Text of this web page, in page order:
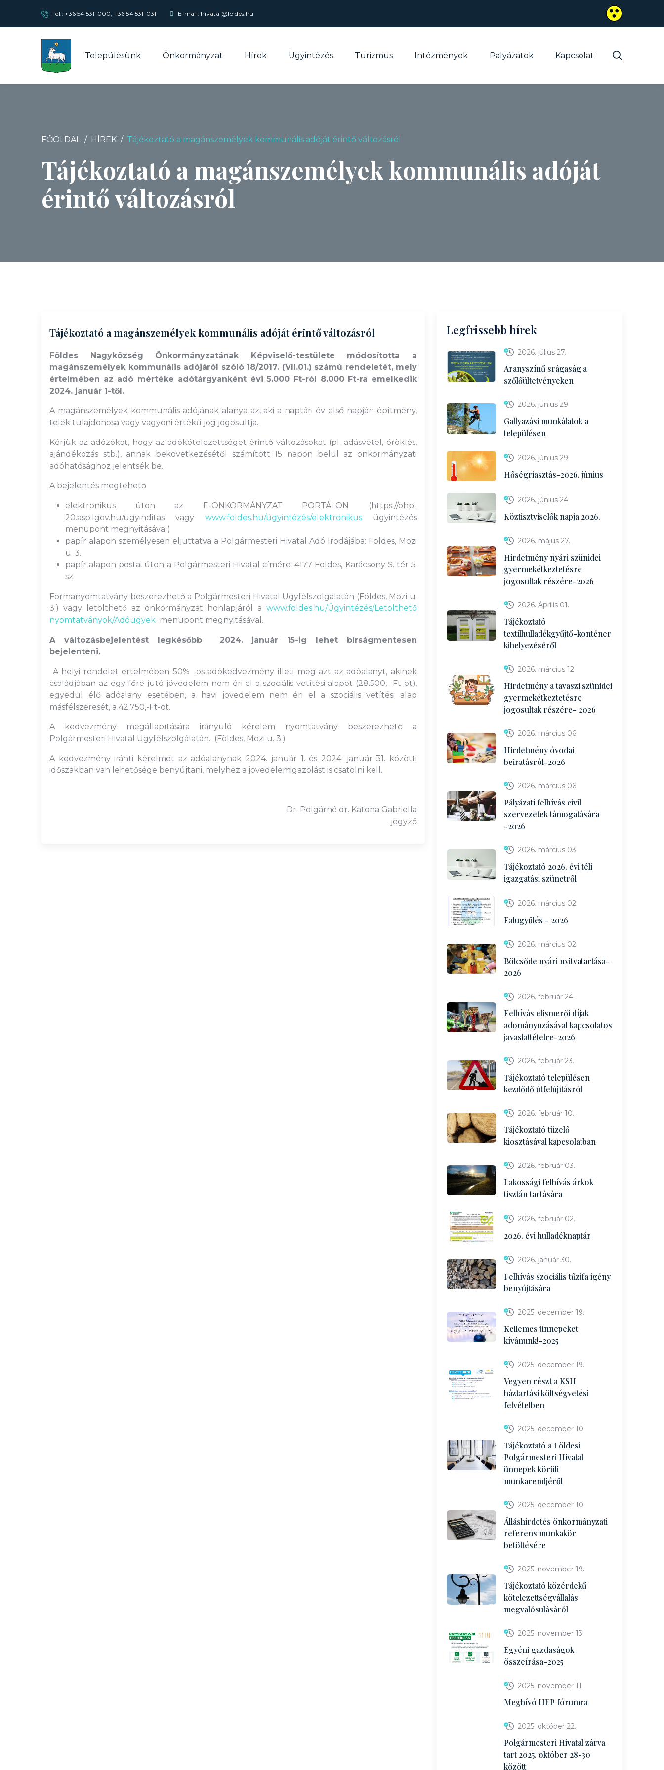
Tel.:+36 54 531-000, +36 54 531-031 E-mail: hivatal@foldes.hu
Településünk Önkormányzat Hírek Ügyintézés Turizmus Intézmények Pályázatok Kapcsolat
FŐOLDAL HÍREK Tájékoztató a magánszemélyek kommunális adóját érintő változásról
Tájékoztató a magánszemélyek kommunális adóját
érintő változásról
Tájékoztató a magánszemélyek kommunális adóját érintő változásról
Földes Nagyközség Önkormányzatának Képviselő-testülete módosította a
magánszemélyek kommunális adójáról szóló 18/2017. (VII.01.) számú rendeletét, mely
értelmében az adó mértéke adótárgyanként évi 5.000 Ft-ról 8.000 Ft-ra emelkedik
2024. január 1-től.
A magánszemélyek kommunális adójának alanya az, aki a naptári év első napján építmény,
telek tulajdonosa vagy vagyoni értékű jog jogosultja.
Kérjük az adózókat, hogy az adókötelezettséget érintő változásokat (pl. adásvétel, öröklés,
ajándékozás stb.), annak bekövetkezésétől számított 15 napon belül az önkormányzati
adóhatósághoz jelentsék be.
A bejelentés megtehető
elektronikus úton az E-ÖNKORMÁNYZAT PORTÁLON (https://ohp-
20.asp.lgov.hu/ugyinditas vagy www.foldes.hu/ügyintézés/elektronikus ügyintézés
menüpont megnyitásával)
papír alapon személyesen eljuttatva a Polgármesteri Hivatal Adó Irodájába: Földes, Mozi
u. 3.
papír alapon postai úton a Polgármesteri Hivatal címére: 4177 Földes, Karácsony S. tér 5.
sz.
Formanyomtatvány beszerezhető a Polgármesteri Hivatal Ügyfélszolgálatán (Földes, Mozi u.
3.) vagy letölthető az önkormányzat honlapjáról a www.foldes.hu/Ügyintézés/Letölthető
nyomtatványok/Adóügyek menüpont megnyitásával.
A változásbejelentést legkésőbb 2024. január 15-ig lehet bírságmentesen
bejelenteni.
A helyi rendelet értelmében 50% -os adókedvezmény illeti meg azt az adóalanyt, akinek
családjában az egy főre jutó jövedelem nem éri el a szociális vetítési alapot (28.500,- Ft-ot),
egyedül élő adóalany esetében, a havi jövedelem nem éri el a szociális vetítési alap
másfélszeresét, a 42.750,-Ft-ot.
A kedvezmény megállapítására irányuló kérelem nyomtatvány beszerezhető a
Polgármesteri Hivatal Ügyfélszolgálatán. (Földes, Mozi u. 3.)
A kedvezmény iránti kérelmet az adóalanynak 2024. január 1. és 2024. január 31. közötti
időszakban van lehetősége benyújtani, melyhez a jövedelemigazolást is csatolni kell.
Dr. Polgárné dr. Katona Gabriella
jegyző
Legfrissebb hírek
2026. július 27.
Aranyszínű srágaság a
szőlőültetvényeken
2026. június 29.
Gallyazási munkálatok a
településen
2026. június 29.
Hőségriasztás-2026. június
2026. június 24.
Köztisztviselők napja 2026.
2026. május 27.
Hirdetmény nyári szünidei
gyermekétkeztetésre
jogosultak részére-2026
2026. Április 01.
Tájékoztató
textilhulladékgyűjtő-konténer
kihelyezéséről
2026. március 12.
Hirdetmény a tavaszi szünidei
gyermekétkeztetésre
jogosultak részére- 2026
2026. március 06.
Hirdetmény óvodai
beiratásról-2026
2026. március 06.
Pályázati felhívás civil
szervezetek támogatására
-2026
2026. március 03.
Tájékoztató 2026. évi téli
igazgatási szünetről
2026. március 02.
Falugyűlés - 2026
2026. március 02.
Bölcsőde nyári nyitvatartása-
2026
2026. február 24.
Felhívás elismerői díjak
adományozásával kapcsolatos
javaslattételre-2026
2026. február 23.
Tájékoztató településen
kezdődő útfelújításról
2026. február 10.
Tájékoztató tüzelő
kiosztásával kapcsolatban
2026. február 03.
Lakossági felhívás árkok
tisztán tartására
2026. február 02.
2026. évi hulladéknaptár
2026. január 30.
Felhívás szociális tűzifa igény
benyújtására
2025. december 19.
Kellemes ünnepeket
kívánunk!-2025
2025. december 19.
Vegyen részt a KSH
háztartási költségvetési
felvételben
2025. december 10.
Tájékoztató a Földesi
Polgármesteri Hivatal
ünnepek körüli
munkarendjéről
2025. december 10.
Álláshirdetés önkormányzati
referens munkakör
betöltésére
2025. november 19.
Tájékoztató közérdekű
kötelezettségvállalás
megvalósulásáról
2025. november 13.
Egyéni gazdaságok
összeírása-2025
2025. november 11.
Meghívó HEP fórumra
2025. október 22.
Polgármesteri Hivatal zárva
tart 2025. október 28-30
között